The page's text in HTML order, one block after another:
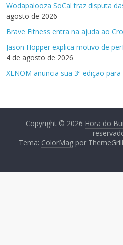
Wodapalooza SoCal traz disputa
agosto de 2026
Brave Fitness entra na ajuda ao
Jason Hopper explica motivo de
4 de agosto de 2026
XENOM anuncia sua 3ª edição
Copyright © 2026 Hora do
Tema: ColorMag por